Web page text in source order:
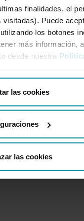
finalidades, el
Puede
los botones
más información,
desde nuestra
las cookies
las cookies